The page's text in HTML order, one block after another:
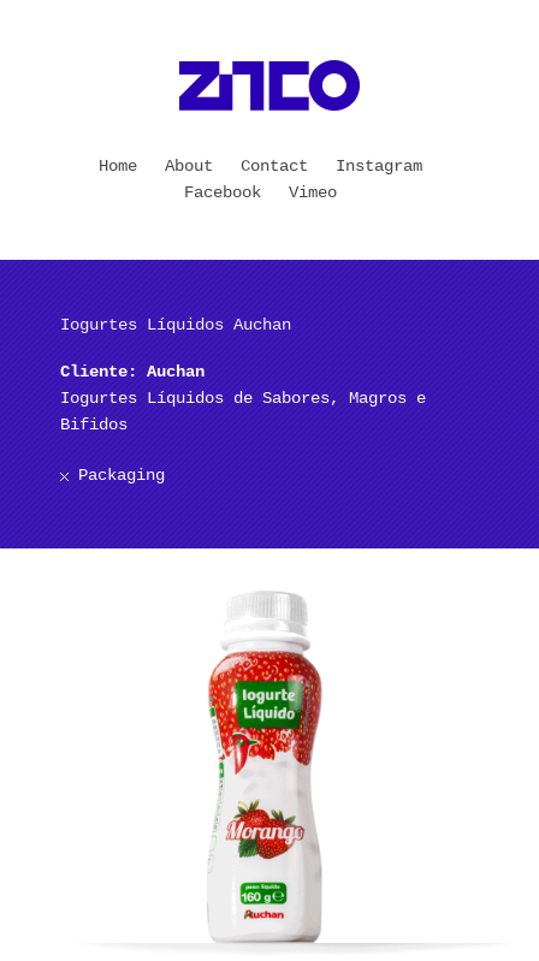
Home About Contact
Instagram
Facebook
Vimeo
Iogurtes Líquidos Auchan
Cliente: Auchan
Iogurtes Líquidos de Sabores, Magros e
Bifidos
Packaging